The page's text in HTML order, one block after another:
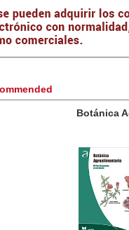
Agroalimentaria
VAT